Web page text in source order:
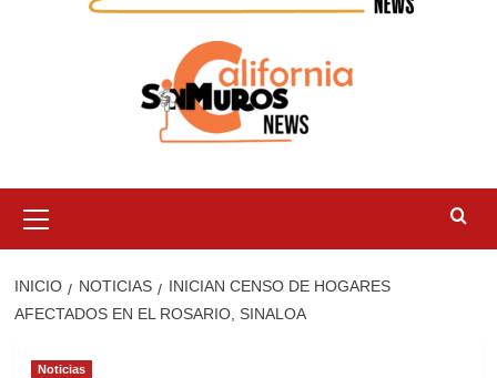
principal
INICIO NOTICIAS
INICIAN CENSO DE HOGARES
AFECTADOS EN EL ROSARIO, SINALOA
Noticias